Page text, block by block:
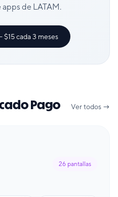
de LATAM.
$15 cada 3 meses
Pago Ver todos →
26 pantallas